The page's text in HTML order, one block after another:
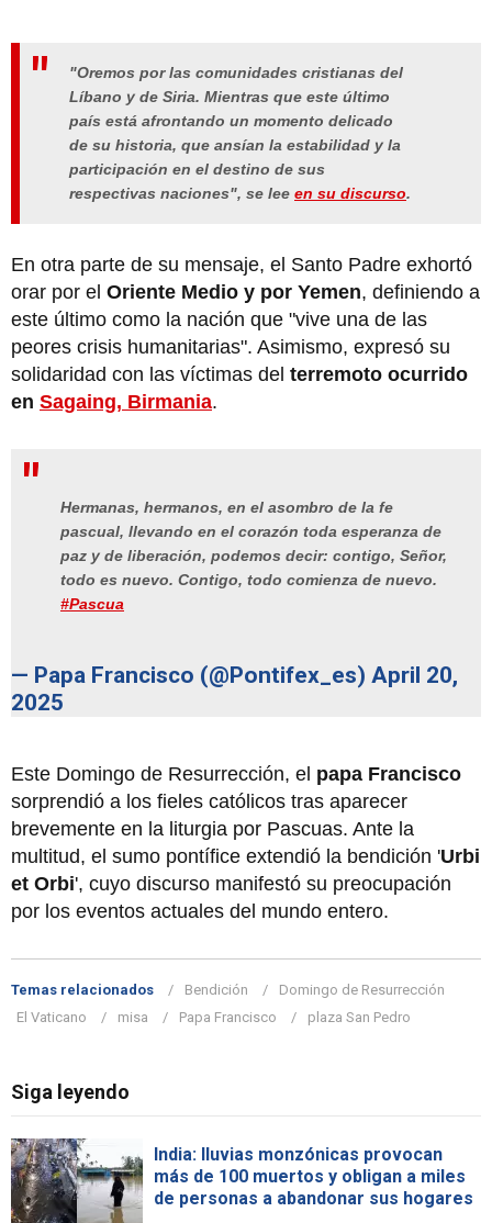
"Oremos por las comunidades cristianas del
Líbano y de Siria. Mientras que este último
país está afrontando un momento delicado
de su historia, que ansían la estabilidad y la
participación en el destino de sus
respectivas naciones", se lee en su discurso.
En otra parte de su mensaje, el Santo Padre exhortó
orar por el Oriente Medio y por Yemen, definiendo a
este último como la nación que "vive una de las
peores crisis humanitarias". Asimismo, expresó su
solidaridad con las víctimas del terremoto ocurrido
en Sagaing, Birmania.
Hermanas, hermanos, en el asombro de la fe
pascual, llevando en el corazón toda esperanza de
paz y de liberación, podemos decir: contigo, Señor,
todo es nuevo. Contigo, todo comienza de nuevo.
#Pascua
— Papa Francisco (@Pontifex_es) April 20,
2025
Este Domingo de Resurrección, el papa Francisco
sorprendió a los fieles católicos tras aparecer
brevemente en la liturgia por Pascuas. Ante la
multitud, el sumo pontífice extendió la bendición 'Urbi
et Orbi', cuyo discurso manifestó su preocupación
por los eventos actuales del mundo entero.
Temas relacionados Bendición
Domingo de Resurrección
El Vaticano
misa Papa Francisco plaza San Pedro
Siga leyendo
India: lluvias monzónicas provocan
más de 100 muertos y obligan a miles
de personas a abandonar sus hogares